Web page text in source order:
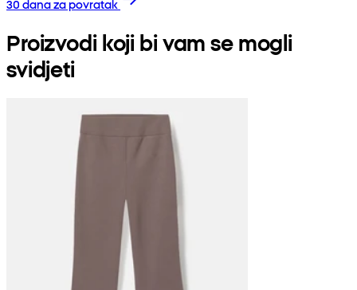
30 dana za povratak
Proizvodi koji bi vam se mogli
svidjeti